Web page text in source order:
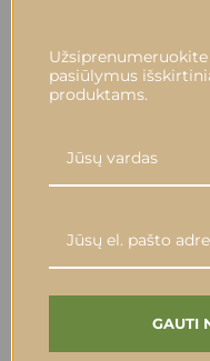
ĮSIGIJĘ ŠIĄ
pasiūlymus
produktams.
GAUTI